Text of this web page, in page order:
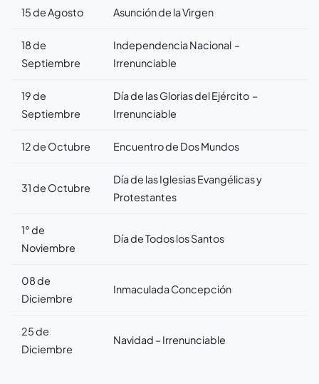
15 de Agosto Asunción de la Virgen
18 de
Septiembre
Independencia Nacional –
Irrenunciable
19 de
Septiembre
Día de las Glorias del Ejército –
Irrenunciable
12 de Octubre Encuentro de Dos Mundos
31 de Octubre
Día de las Iglesias Evangélicas y
Protestantes
1° de
Noviembre
Día de Todos los Santos
08 de
Diciembre
Inmaculada Concepción
25 de
Diciembre
Navidad – Irrenunciable